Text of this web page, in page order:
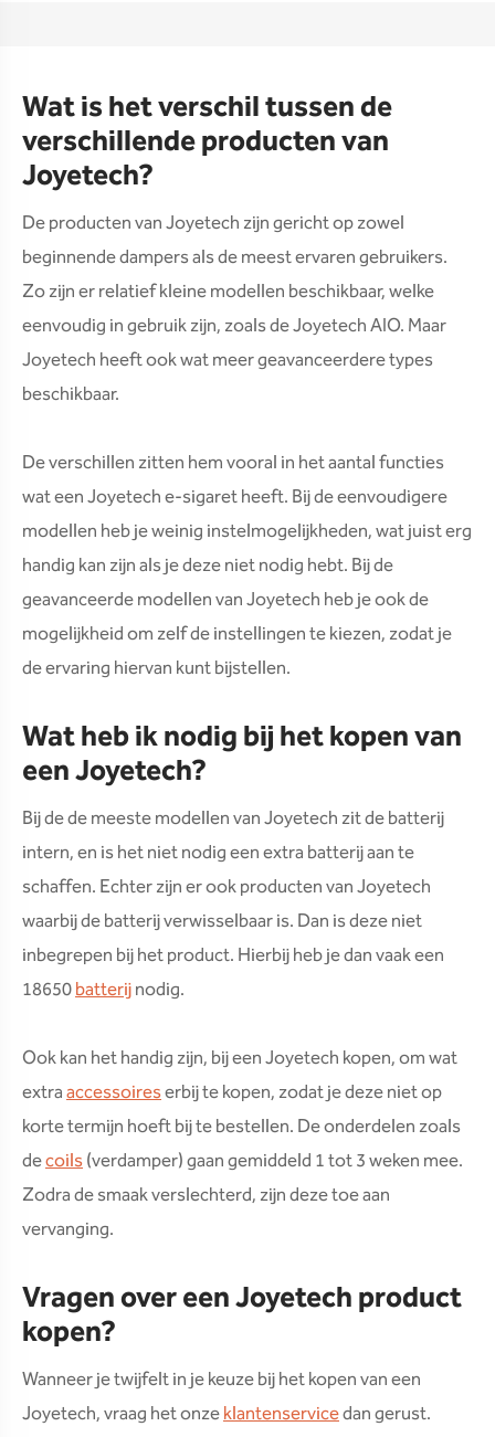
Wat is het verschil tussen de
verschillende producten van
Joyetech?
De producten van Joyetech zijn gericht op zowel
beginnende dampers als de meest ervaren gebruikers.
Zo zijn er relatief kleine modellen beschikbaar, welke
eenvoudig in gebruik zijn, zoals de Joyetech AIO. Maar
Joyetech heeft ook wat meer geavanceerdere types
beschikbaar.
De verschillen zitten hem vooral in het aantal functies
wat een Joyetech e-sigaret heeft. Bij de eenvoudigere
modellen heb je weinig instelmogelijkheden, wat juist erg
handig kan zijn als je deze niet nodig hebt. Bij de
geavanceerde modellen van Joyetech heb je ook de
mogelijkheid om zelf de instellingen te kiezen, zodat je
de ervaring hiervan kunt bijstellen.
Wat heb ik nodig bij het kopen van
een Joyetech?
Bij de de meeste modellen van Joyetech zit de batterij
intern, en is het niet nodig een extra batterij aan te
schaffen. Echter zijn er ook producten van Joyetech
waarbij de batterij verwisselbaar is. Dan is deze niet
inbegrepen bij het product. Hierbij heb je dan vaak een
18650batterijnodig.
Ook kan het handig zijn, bij een Joyetech kopen, om wat
extraaccessoireserbij te kopen, zodat je deze niet op
korte termijn hoeft bij te bestellen. De onderdelen zoals
decoils(verdamper) gaan gemiddeld 1 tot 3 weken mee.
Zodra de smaak verslechterd, zijn deze toe aan
vervanging.
Vragen over een Joyetech product
kopen?
Wanneer je twijfelt in je keuze bij het kopen van een
Joyetech, vraag het onzeklantenservicedan gerust.